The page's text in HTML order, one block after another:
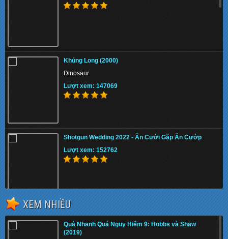
Khủng Long (2000)
Dinosaur
Lượt xem: 147069
Shotgun Wedding 2022 - Ăn Cưới Gặp Ăn Cướp
Lượt xem: 152762
The Tiger Rising 2022 - Con Cọp Trỗi Dậy
Lượt xem: 149820
XEM NHIỀU
Quá Nhanh Quá Nguy Hiểm 9: Hobbs và Shaw
(2019)